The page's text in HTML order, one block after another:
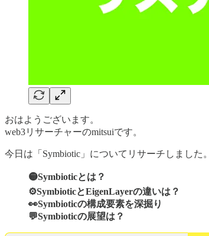
おはようございます。
web3リサーチャーのmitsuiです。
今日は「Symbiotic」についてリサーチしました。
🟡Symbioticとは？
⚙SymbioticとEigenLayerの違いは？
👀Symbioticの構成要素を深掘り
💬Symbioticの展望は？